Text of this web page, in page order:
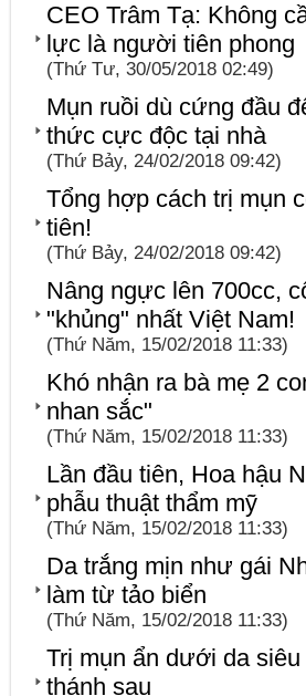
CEO Trâm Tạ: Không
lực là người tiên phong
(Thứ Tư, 30/05/2018 02:49)
Mụn ruồi dù cứng đầu
thức cực độc tại nhà
(Thứ Bảy, 24/02/2018 09:42)
Tổng hợp cách trị mụn
tiên!
(Thứ Bảy, 24/02/2018 09:42)
Nâng ngực lên 700cc,
"khủng" nhất Việt Nam!
(Thứ Năm, 15/02/2018 11:33)
Khó nhận ra bà mẹ 2
nhan sắc"
(Thứ Năm, 15/02/2018 11:33)
Lần đầu tiên, Hoa hậu
phẫu thuật thẩm mỹ
(Thứ Năm, 15/02/2018 11:33)
Da trắng mịn như gái
làm từ tảo biển
(Thứ Năm, 15/02/2018 11:33)
Trị mụn ẩn dưới da
thánh sau